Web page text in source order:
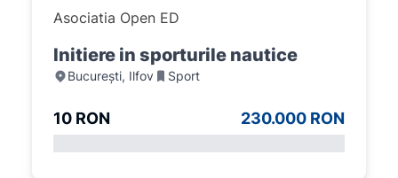
Asociatia Open ED
Initiere in sporturile nautice
București, Ilfov Sport
10 RON 230.000 RON